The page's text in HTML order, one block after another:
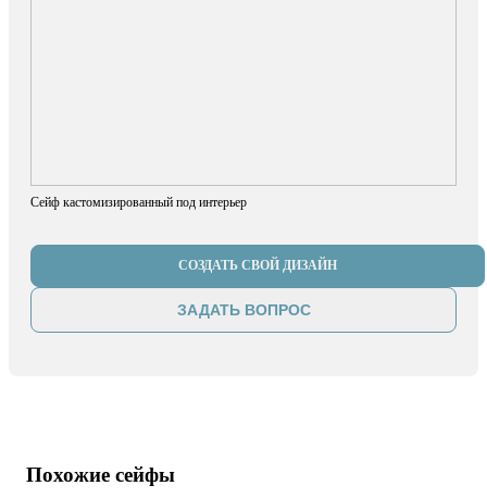
Сейф кастомизированный под интерьер
СОЗДАТЬ СВОЙ ДИЗАЙН
ЗАДАТЬ ВОПРОС
Похожие сейфы